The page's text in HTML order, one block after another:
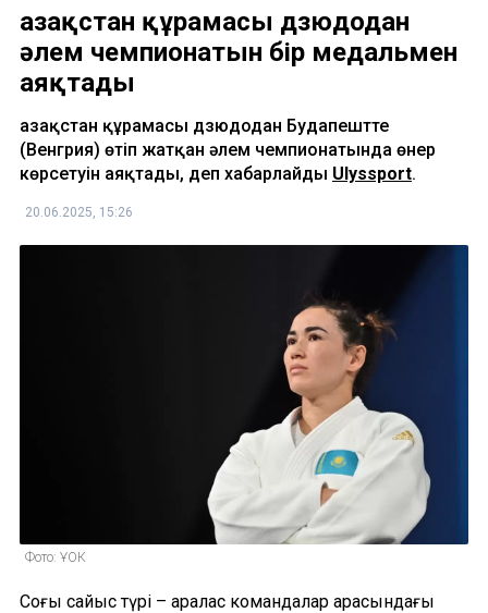
Қазақстан құрамасы дзюдодан
әлем чемпионатын бір медальмен
аяқтады
Қазақстан құрамасы дзюдодан Будапештте
(Венгрия) өтіп жатқан әлем чемпионатында өнер
көрсетуін аяқтады, деп хабарлайды Ulyssport.
20.06.2025, 15:26
Фото: ҰОК
Соңғы сайыс түрі – аралас командалар арасындағы